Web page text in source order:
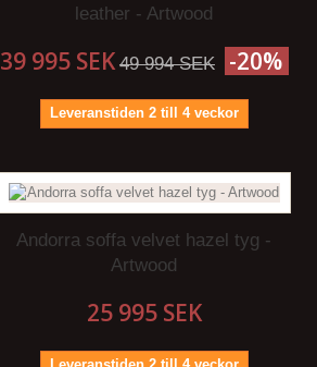
leather - Artwood
39 995 SEK 49 994 SEK -20%
Leveranstiden 2 till 4 veckor
Andorra soffa velvet hazel tyg -
Artwood
25 995 SEK